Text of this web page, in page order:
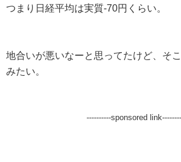
つまり日経平均は実質-70円くらい。
地合いが悪いなーと思ってたけど、そ
みたい。
----------sponsored